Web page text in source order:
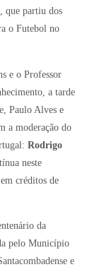
que partiu dos
o Futebol no
e o Professor
a tarde
Paulo Alves e
a moderação do
Rodrigo
neste
em créditos de
da
pelo Município
e